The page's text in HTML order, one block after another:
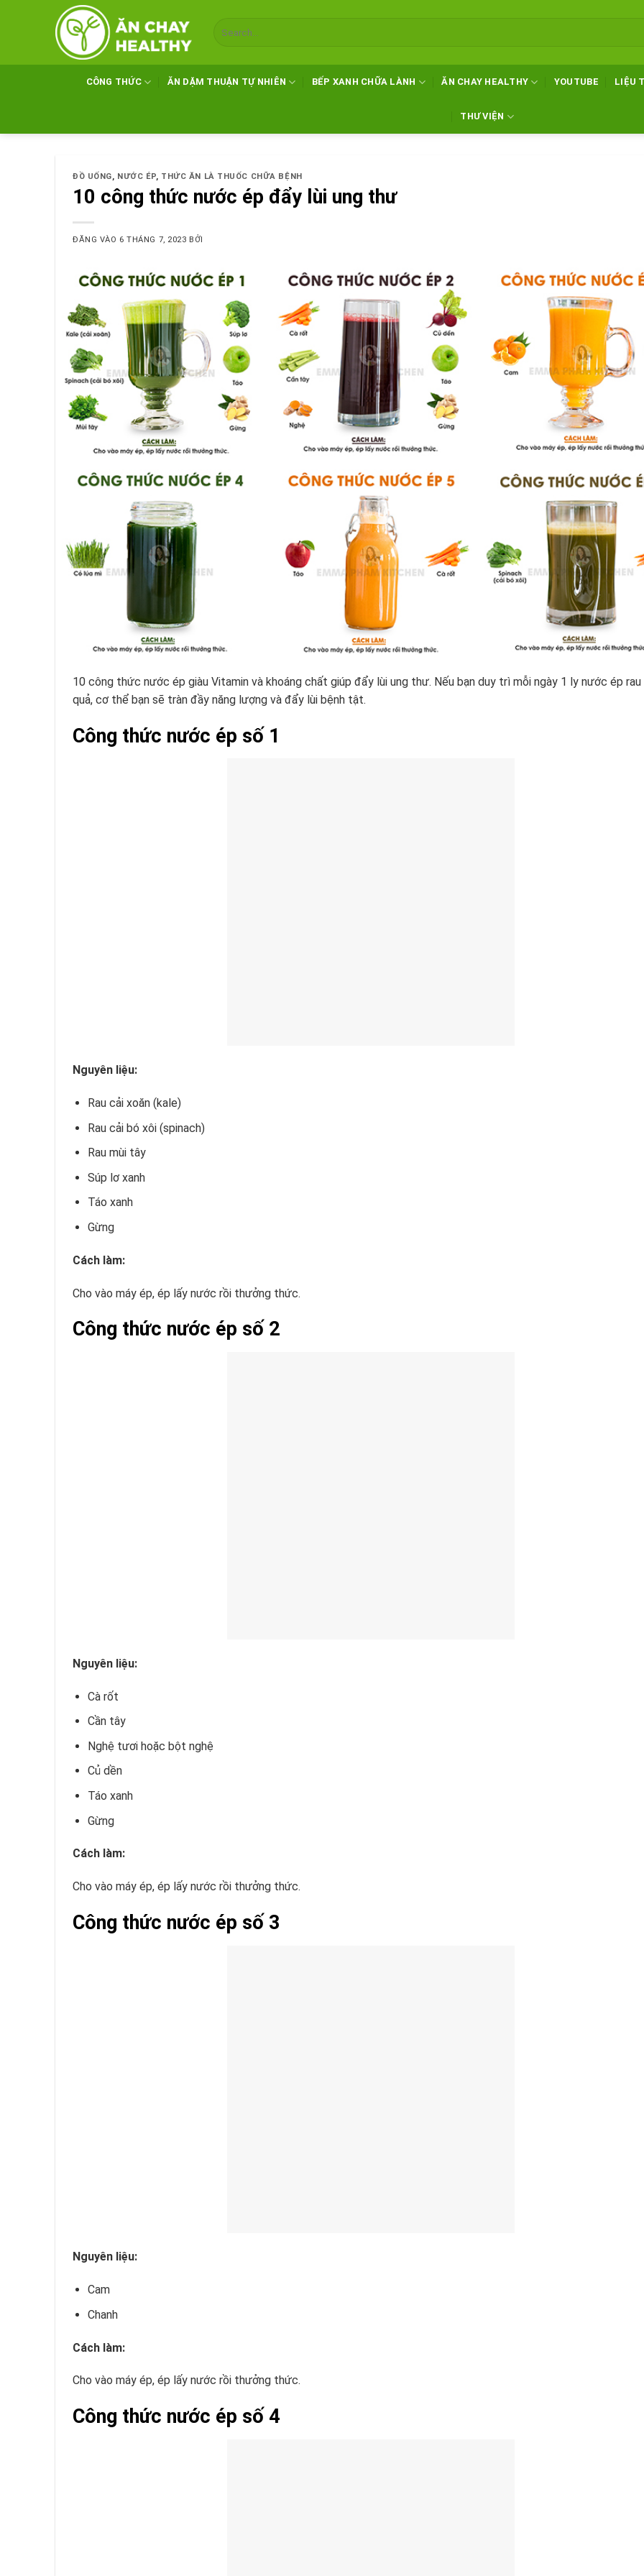
dung
CÔNG THỨC ĂN DẶM THUẬN TỰ NHIÊN BẾP XANH CHỮA LÀNH ĂN CHAY HEALTHY YOUTUBE LIỆU
THƯ VIỆN
ĐỒ UỐNG, NƯỚC ÉP, THỨC ĂN LÀ THUỐC CHỮA BỆNH
10 công thức nước ép đẩy lùi ung thư
ĐĂNG VÀO 6 THÁNG 7, 2023 BỞI
10 công thức nước ép giàu Vitamin và khoáng chất giúp đẩy lùi ung thư. Nếu bạn duy trì mỗi ngày 1 ly nước ép rau
quả, cơ thể bạn sẽ tràn đầy năng lượng và đẩy lùi bệnh tật.
Công thức nước ép số 1
Nguyên liệu:
Rau cải xoăn (kale)
Rau cải bó xôi (spinach)
Rau mùi tây
Súp lơ xanh
Táo xanh
Gừng
Cách làm:
Cho vào máy ép, ép lấy nước rồi thưởng thức.
Công thức nước ép số 2
Nguyên liệu:
Cà rốt
Cần tây
Nghệ tươi hoặc bột nghệ
Củ dền
Táo xanh
Gừng
Cách làm:
Cho vào máy ép, ép lấy nước rồi thưởng thức.
Công thức nước ép số 3
Nguyên liệu:
Cam
Chanh
Cách làm:
Cho vào máy ép, ép lấy nước rồi thưởng thức.
Công thức nước ép số 4